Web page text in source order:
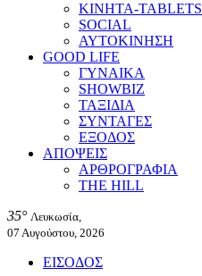
ΚΙΝΗΤΑ-TABLETS
SOCIAL
ΑΥΤΟΚΙΝΗΣΗ
GOOD LIFE
ΓΥΝΑΙΚΑ
SHOWBIZ
ΤΑΞΙΔΙΑ
ΣΥΝΤΑΓΕΣ
ΕΞΟΔΟΣ
ΑΠΟΨΕΙΣ
ΑΡΘΡΟΓΡΑΦΙΑ
THE HILL
35° Λευκωσία,
07 Αυγούστου, 2026
ΕΙΣΟΔΟΣ